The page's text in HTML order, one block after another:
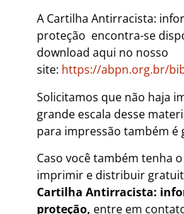
A Cartilha Antirracista:
proteção encontra-se
download aqui no nosso
site: https://abpn.org.br/
Solicitamos que não haja
grande escala desse
para impressão também é
Caso você também tenha
imprimir e distribuir
Cartilha Antirracista:
proteção, entre em